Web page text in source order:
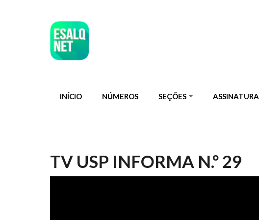
INÍCIO NÚMEROS SEÇÕES ASSINATURA
TV USP INFORMA N.º 29